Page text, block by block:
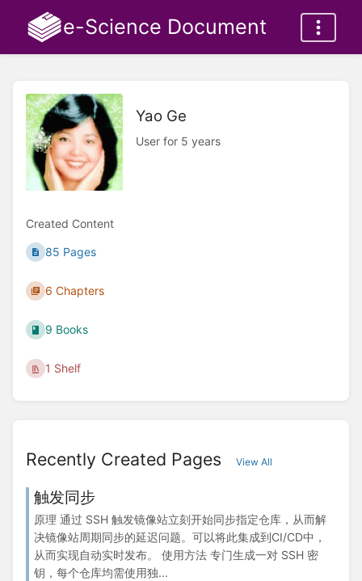
e-Science Document
Yao Ge
User for 5 years
Created Content
85 Pages
6 Chapters
9 Books
1 Shelf
Recently Created Pages View All
触发同步
原理 通过 SSH 触发镜像站立刻开始同步指定仓库，从而解
决镜像站周期同步的延迟问题。可以将此集成到CI/CD中，
从而实现自动实时发布。 使用方法 专门生成一对 SSH 密
钥，每个仓库均需使用独...